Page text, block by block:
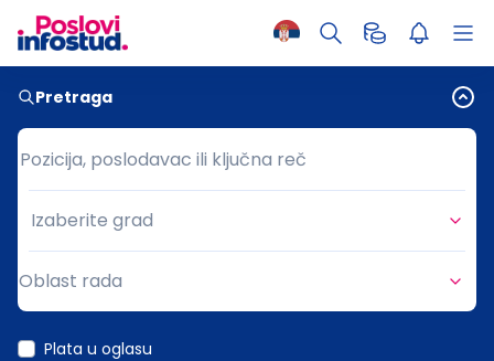
Pretraga
Pozicija, poslodavac ili ključna reč
Pozicija, poslodavac ili ključna reč
Grad
Izaberite grad
Oblast rada
Plata u oglasu